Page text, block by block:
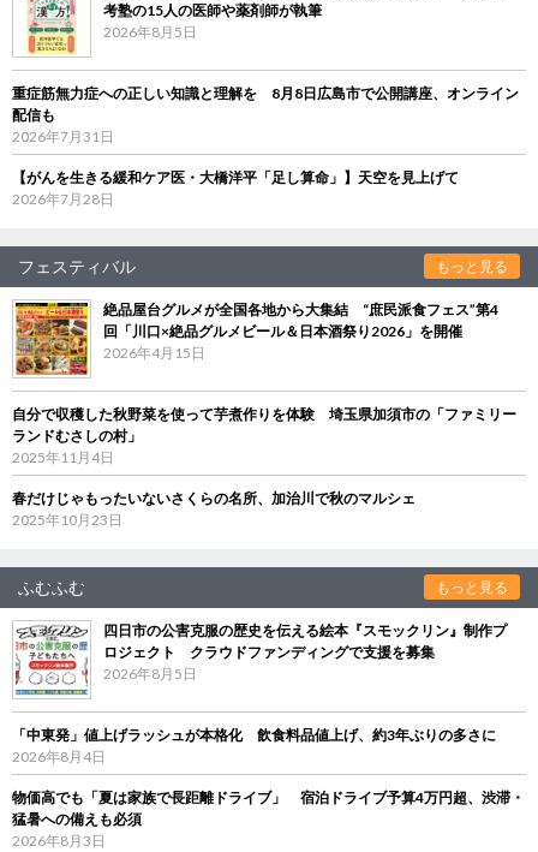
考塾の15人の医師や薬剤師が執筆
2026年8月5日
重症筋無力症への正しい知識と理解を 8月8日広島市で公開講座、オンライン
配信も
2026年7月31日
【がんを生きる緩和ケア医・大橋洋平「足し算命」】天空を見上げて
2026年7月28日
フェスティバル もっと見る
絶品屋台グルメが全国各地から大集結 “庶民派食フェス”第4
回「川口×絶品グルメビール＆日本酒祭り2026」を開催
2026年4月15日
自分で収穫した秋野菜を使って芋煮作りを体験 埼玉県加須市の「ファミリー
ランドむさしの村」
2025年11月4日
春だけじゃもったいないさくらの名所、加治川で秋のマルシェ
2025年10月23日
ふむふむ もっと見る
四日市の公害克服の歴史を伝える絵本『スモックリン』制作プ
ロジェクト クラウドファンディングで支援を募集
2026年8月5日
「中東発」値上げラッシュが本格化 飲食料品値上げ、約3年ぶりの多さに
2026年8月4日
物価高でも「夏は家族で長距離ドライブ」 宿泊ドライブ予算4万円超、渋滞・
猛暑への備えも必須
2026年8月3日